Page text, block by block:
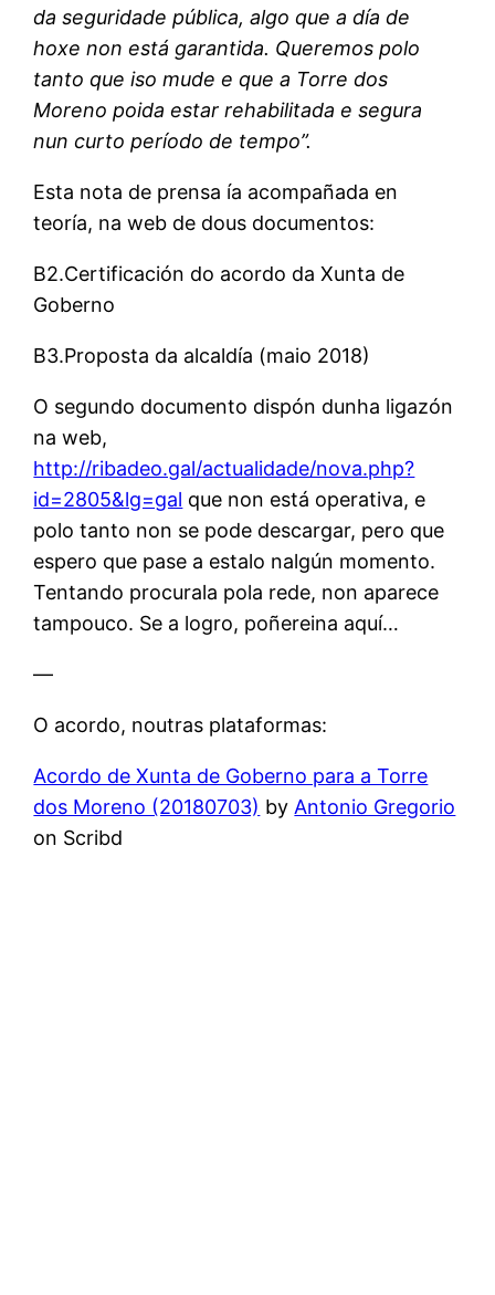
da seguridade pública, algo que a día de
hoxe non está garantida. Queremos polo
tanto que iso mude e que a Torre dos
Moreno poida estar rehabilitada e segura
nun curto período de tempo”.
Esta nota de prensa ía acompañada en
teoría, na web de dous documentos:
B2.Certificación do acordo da Xunta de
Goberno
B3.Proposta da alcaldía (maio 2018)
O segundo documento dispón dunha ligazón
na web,
http://ribadeo.gal/actualidade/nova.php?
id=2805&lg=gal que non está operativa, e
polo tanto non se pode descargar, pero que
espero que pase a estalo nalgún momento.
Tentando procurala pola rede, non aparece
tampouco. Se a logro, poñereina aquí…
—
O acordo, noutras plataformas:
Acordo de Xunta de Goberno para a Torre
dos Moreno (20180703) by Antonio Gregorio
on Scribd